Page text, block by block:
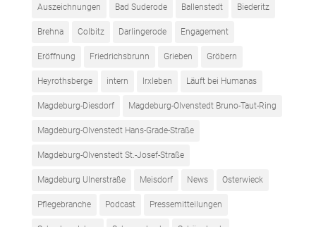
Auszeichnungen Bad Suderode Ballenstedt Biederitz
Brehna Colbitz Darlingerode Engagement
Eröffnung Friedrichsbrunn Grieben Gröbern
Heyrothsberge intern Irxleben Läuft bei Humanas
Magdeburg-Diesdorf Magdeburg-Olvenstedt Bruno-Taut-Ring
Magdeburg-Olvenstedt Hans-Grade-Straße
Magdeburg-Olvenstedt St.-Josef-Straße
Magdeburg Ulnerstraße Meisdorf News Osterwieck
Pflegebranche Podcast Pressemitteilungen